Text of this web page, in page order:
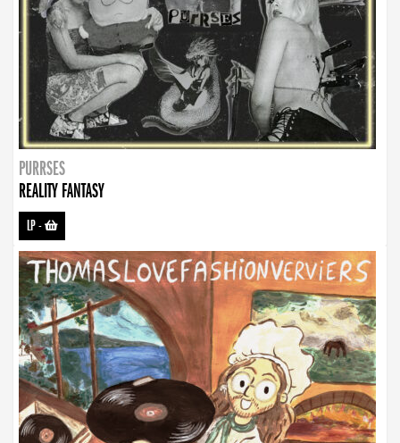
PURRSES
REALITY FANTASY
LP-